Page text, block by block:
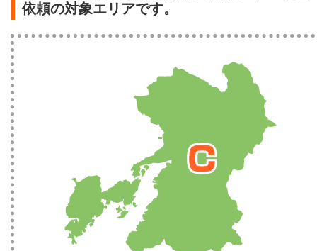
依頼の対象エリアです。